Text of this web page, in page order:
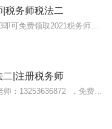
税务师税法二
二|注册税务师